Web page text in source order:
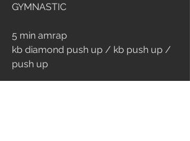
GYMNASTIC
5 min amrap
kb diamond push up / kb push up /
push up